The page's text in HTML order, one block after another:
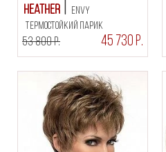
Heather
термостойкий парик
Envy
53 800 Р. 45 730 Р.